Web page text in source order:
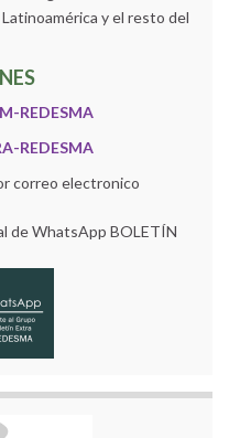
y el resto del
REDESMA
REDESMA
correo electronico
de WhatsApp BOLETÍN